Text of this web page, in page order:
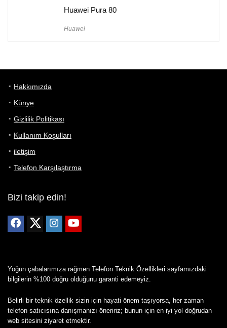
Huawei Pura 80
Huawei
Hakkımızda
Künye
Gizlilik Politikası
Kullanım Koşulları
iletişim
Telefon Karşılaştırma
Bizi takip edin!
Yoğun çabalarımıza rağmen Telefon Teknik Özellikleri sayfamızdaki
bilgilerin %100 doğru olduğunu garanti edemeyiz.
Belirli bir teknik özellik sizin için hayati önem taşıyorsa, her zaman
telefon satıcısına danışmanızı öneririz; bunun için en iyi yol doğrudan
web sitesini ziyaret etmektir.